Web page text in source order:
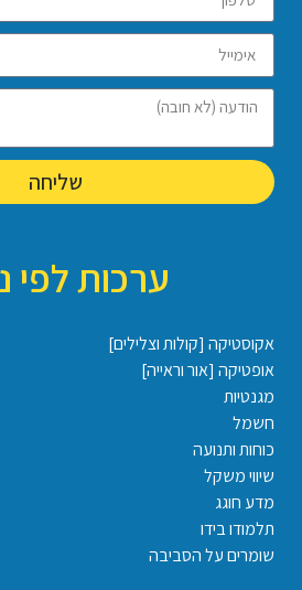
שליחה
ערכות לפי
אקוסטיקה [קולות וצלילים]
אופטיקה [אור וראייה]
מגנטיות
חשמל
כוחות ותנועה
שיווי משקל
מדע חוגג
תלמודו בידו
שומרים על הסביבה